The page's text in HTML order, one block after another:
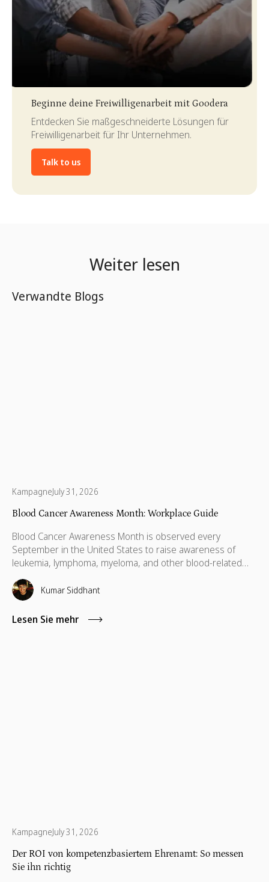
Beginne deine Freiwilligenarbeit mit Goodera
Entdecken Sie maßgeschneiderte Lösungen für
Freiwilligenarbeit für Ihr Unternehmen.
Talk to us
Weiter lesen
Verwandte Blogs
KampagneJuly 31, 2026
Blood Cancer Awareness Month: Workplace Guide
Blood Cancer Awareness Month is observed every
September in the United States to raise awareness of
leukemia, lymphoma, myeloma, and other blood-related
cancers. Congress designated September as National
Blood Cancer Awareness Month in 2010, and the
observance now covers more than 100 types of blood
cancer, with a focus on early diagnosis, research support,
Kumar Siddhant
Lesen Sie mehr
KampagneJuly 31, 2026
Der ROI von kompetenzbasiertem Ehrenamt: So messen
Sie ihn richtig